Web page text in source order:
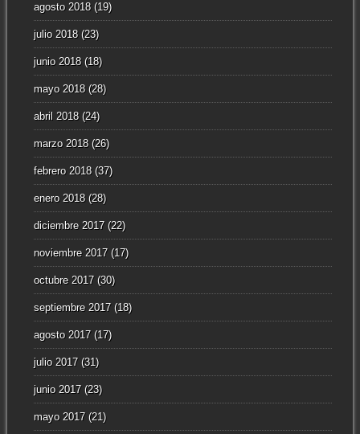
agosto 2018(19)
julio 2018(23)
junio 2018(18)
mayo 2018(28)
abril 2018(24)
marzo 2018(26)
febrero 2018(37)
enero 2018(28)
diciembre 2017(22)
noviembre 2017(17)
octubre 2017(30)
septiembre 2017(18)
agosto 2017(17)
julio 2017(31)
junio 2017(23)
mayo 2017(21)